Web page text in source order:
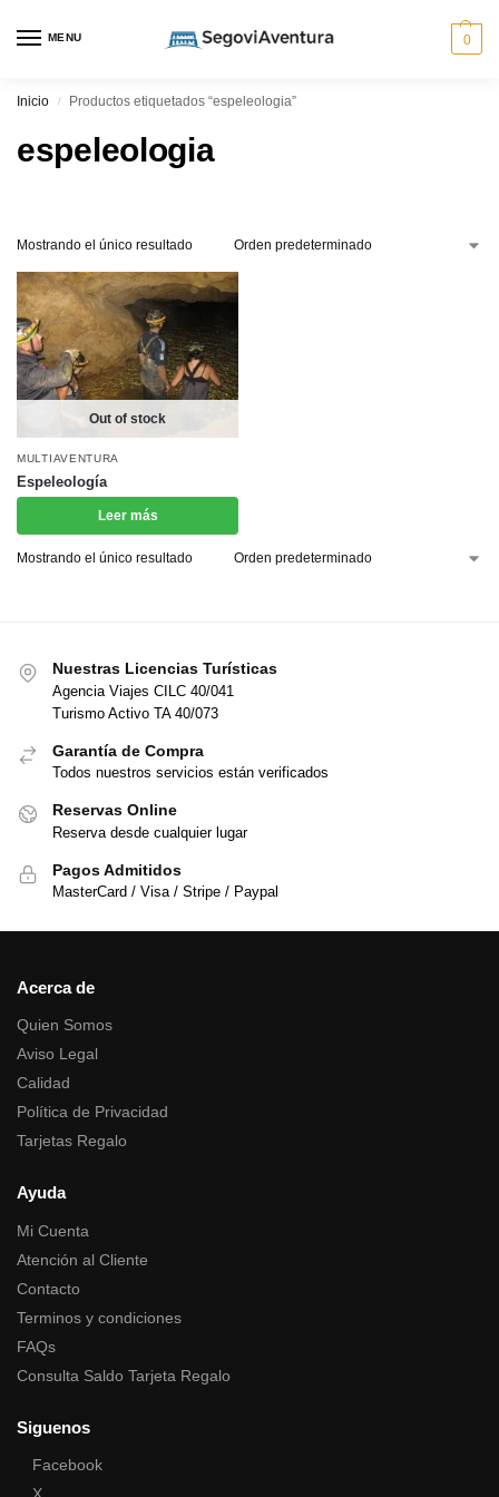
MENU 0
Inicio / Productos etiquetados “espeleologia”
espeleologia
Mostrando el único resultado
Out of stock
MULTIAVENTURA
Espeleología
Leer más
Mostrando el único resultado
Nuestras Licencias Turísticas
Agencia Viajes CILC 40/041
Turismo Activo TA 40/073
Garantía de Compra
Todos nuestros servicios están verificados
Reservas Online
Reserva desde cualquier lugar
Pagos Admitidos
MasterCard / Visa / Stripe / Paypal
Acerca de
Quien Somos
Aviso Legal
Calidad
Política de Privacidad
Tarjetas Regalo
Ayuda
Mi Cuenta
Atención al Cliente
Contacto
Terminos y condiciones
FAQs
Consulta Saldo Tarjeta Regalo
Siguenos
Facebook